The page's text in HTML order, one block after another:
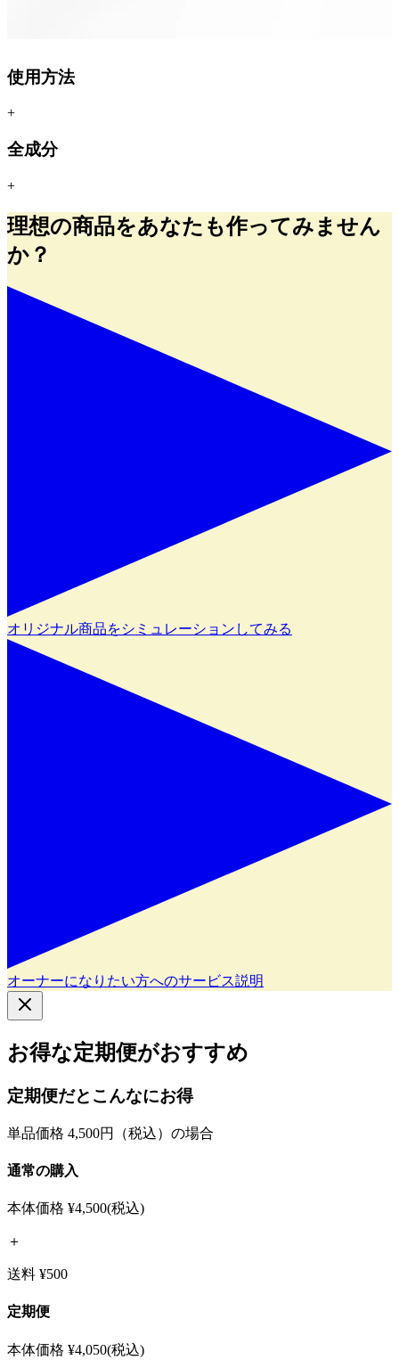
使用方法
+
全成分
+
理想の商品をあなたも作ってみません
か？
オリジナル商品をシミュレーションしてみる
オーナーになりたい方へのサービス説明
お得な定期便がおすすめ
定期便だとこんなにお得
単品価格 4,500円（税込）の場合
通常の購入
本体価格 ¥4,500(税込)
＋
送料 ¥500
定期便
本体価格 ¥4,050(税込)